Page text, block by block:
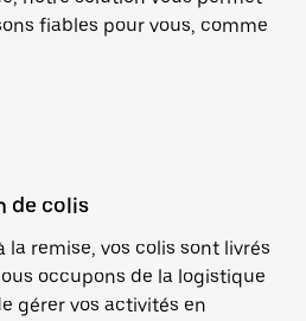
fiables pour vous, comme
de colis
la remise, vos colis sont livrés
occupons de la logistique
gérer vos activités en